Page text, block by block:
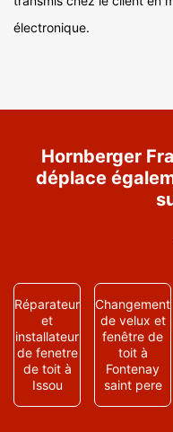
électronique.
Hornberger
déplace
Réparateur
et
installateur
de fenetre
de toit à
Issou
Changement
de velux et
fenêtre de
toit à
Fontenay
saint pere